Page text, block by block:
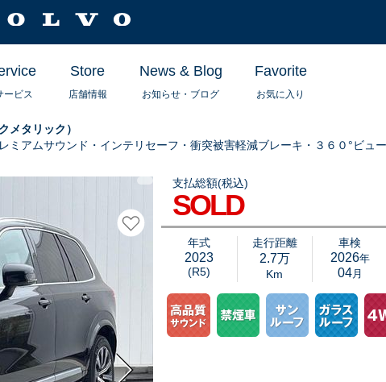
ービス
Store
店舗情報
News & Blog
お知らせ・ブログ
Favorite
お気に入り
メタリック）
アムサウンド・インテリセーフ・衝突被害軽減ブレーキ・３６０°ビュ
Ｇｏｏｇｌｅナビ搭載車輛、ＸＣ９０アルティメ
Ｗｉｌｋｉｎｓは臨場感ある音質でドライブが楽
支払総額(税込)
SOLD
年式
2023
(R5)
走行距離
2.7万
Km
車検
2026年
04月